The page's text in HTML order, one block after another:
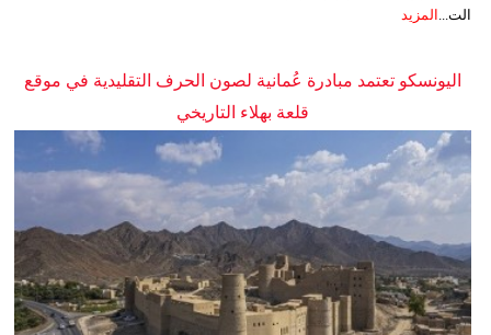
الت... المزيد
اليونسكو تعتمد مبادرة عُمانية لصون الحرف التقليدية في موقع
قلعة بهلاء التاريخي